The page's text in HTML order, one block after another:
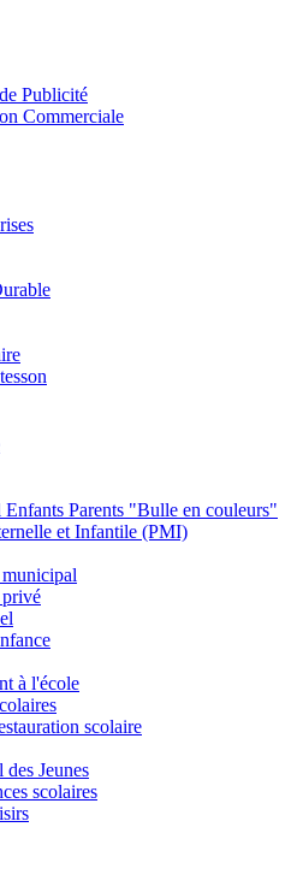
Publicité
Commerciale
Parents "Bulle en couleurs"
et Infantile (PMI)
à l'école
scolaire
Jeunes
scolaires